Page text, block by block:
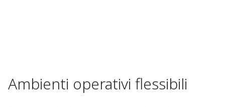
Ambienti operativi flessibili